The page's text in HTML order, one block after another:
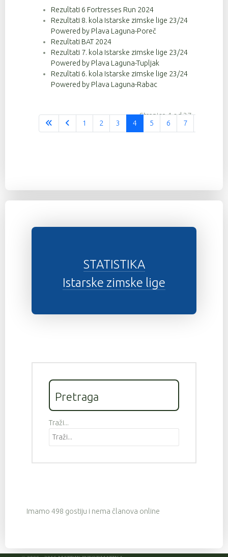
Rezultati 6 Fortresses Run 2024
Rezultati 8. kola Istarske zimske lige 23/24
Powered by Plava Laguna-Poreč
Rezultati BAT 2024
Rezultati 7. kola Istarske zimske lige 23/24
Powered by Plava Laguna-Tupljak
Rezultati 6. kola Istarske zimske lige 23/24
Powered by Plava Laguna-Rabac
Stranica 4 od 37
1
2 3 4 5 6 7
STATISTIKA
Istarske zimske lige
Pretraga
Traži...
Imamo 498 gostiju i nema članova online